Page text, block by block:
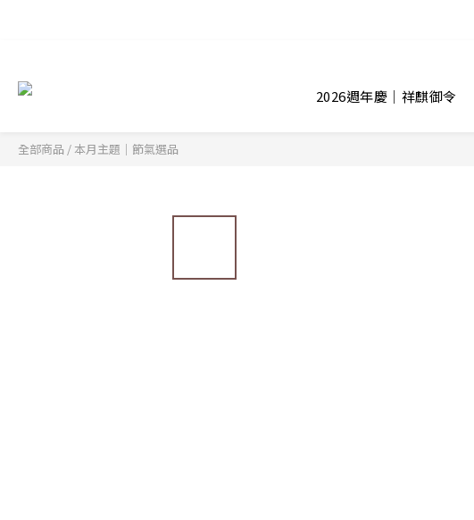
2026週年慶｜祥麒御令
全部商品 / 本月主題｜節氣選品